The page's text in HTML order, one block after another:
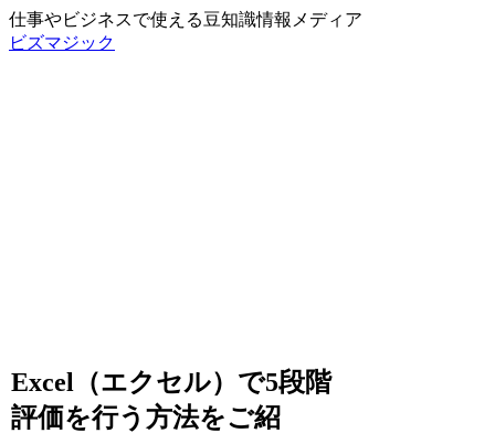
仕事やビジネスで使える豆知識情報メディア
ビズマジック
Excel（エクセル）で5段階
評価を行う方法をご紹